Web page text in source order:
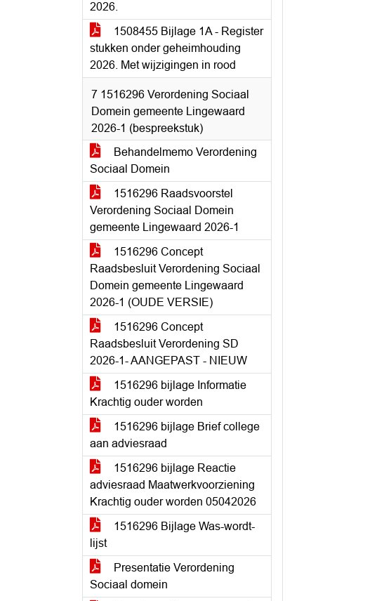
2026.
1508455 Bijlage 1A - Register
stukken onder geheimhouding
2026. Met wijzigingen in rood
7 1516296 Verordening Sociaal
Domein gemeente Lingewaard
2026-1 (bespreekstuk)
Behandelmemo Verordening
Sociaal Domein
1516296 Raadsvoorstel
Verordening Sociaal Domein
gemeente Lingewaard 2026-1
1516296 Concept
Raadsbesluit Verordening Sociaal
Domein gemeente Lingewaard
2026-1 (OUDE VERSIE)
1516296 Concept
Raadsbesluit Verordening SD
2026-1- AANGEPAST - NIEUW
1516296 bijlage Informatie
Krachtig ouder worden
1516296 bijlage Brief college
aan adviesraad
1516296 bijlage Reactie
adviesraad Maatwerkvoorziening
Krachtig ouder worden 05042026
1516296 Bijlage Was-wordt-
lijst
Presentatie Verordening
Sociaal domein